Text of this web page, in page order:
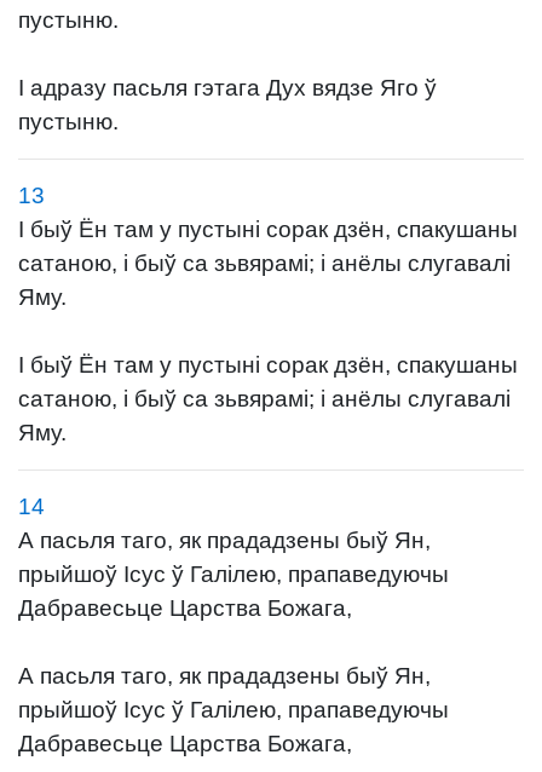
пустыню.
І адразу пасьля гэтага Дух вядзе Яго ў
пустыню.
13
І быў Ён там у пустыні сорак дзён, спакушаны
сатаною, і быў са зьвярамі; і анёлы слугавалі
Яму.
І быў Ён там у пустыні сорак дзён, спакушаны
сатаною, і быў са зьвярамі; і анёлы слугавалі
Яму.
14
А пасьля таго, як прададзены быў Ян,
прыйшоў Ісус ў Галілею, прапаведуючы
Дабравесьце Царства Божага,
А пасьля таго, як прададзены быў Ян,
прыйшоў Ісус ў Галілею, прапаведуючы
Дабравесьце Царства Божага,